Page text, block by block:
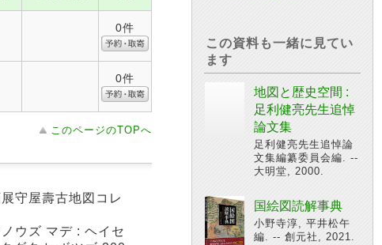
0件
0件
このページのTOPへ
守屋壽古地図コレ
ウズ マデ : ヘイセ
この資料も一緒に見てい
ます
地図と歴史空間 :
足利健亮先生追悼
論文集
足利健亮先生追悼論
文集編纂委員会編. --
大明堂, 2000.
国絵図読解事典
小野寺淳, 平井松午
編. -- 創元社, 2021.